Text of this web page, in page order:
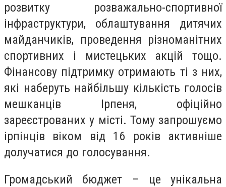
розвитку розважально-спортивної
інфраструктури, облаштування дитячих
майданчиків, проведення різноманітних
спортивних і мистецьких акцій тощо.
Фінансову підтримку отримають ті з них,
які наберуть найбільшу кількість голосів
мешканців Ірпеня, офіційно
зареєстрованих у місті. Тому запрошуємо
ірпінців віком від 16 років активніше
долучатися до голосування.
Громадський бюджет – це унікальна